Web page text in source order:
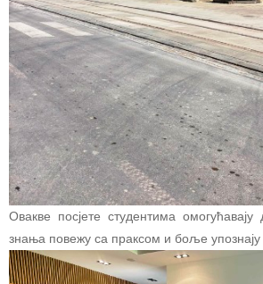
Овакве посјете студентима омогућавају
знања повежу са праксом и боље упознају